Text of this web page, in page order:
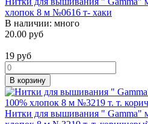
хлопок 8 м №0616 т- хаки
В наличии: много
20.00 руб
19 руб
В корзину
Нитки для вышивания " Gamma"